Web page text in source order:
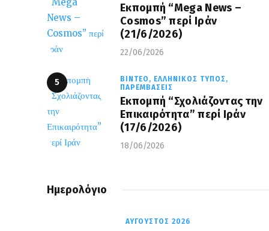
Eκπομπή “Mega News –
Cosmos” περί Ιράν
(21/6/2026)
22/06/2026
ΒΊΝΤΕΟ, ΕΛΛΗΝΙΚΌΣ ΤΎΠΟΣ,
ΠΑΡΕΜΒΆΣΕΙΣ
Εκπομπή “Σχολιάζοντας την
Επικαιρότητα” περί Ιράν
(17/6/2026)
18/06/2026
Ημερολόγιο
ΑΎΓΟΥΣΤΟΣ 2026